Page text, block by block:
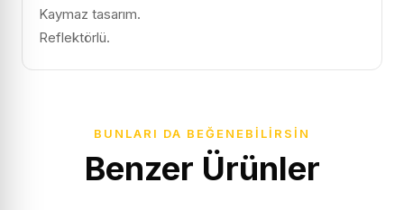
Kaymaz tasarım.
Reflektörlü.
BUNLARI DA BEĞENEBILIRSIN
Benzer Ürünler